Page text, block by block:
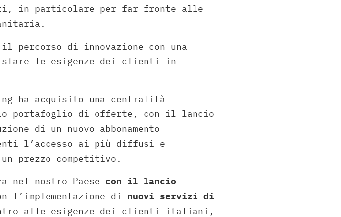
in particolare per far fronte alle
percorso di innovazione con una
le esigenze dei clienti in
ha acquisito una centralità
portafoglio di offerte, con il lancio
di un nuovo abbonamento
l’accesso ai più diffusi e
prezzo competitivo.
nel nostro Paese con il lancio
l’implementazione di nuovi servizi di
alle esigenze dei clienti italiani,